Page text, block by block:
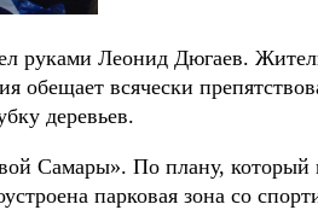
руками Леонид Дюгаев.
обещает всячески
деревьев.
Самары». По плану,
парковая зона со